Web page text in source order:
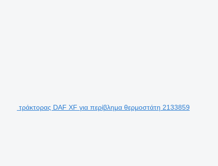
τράκτορας DAF XF για περίβλημα θερμοστάτη 2133859